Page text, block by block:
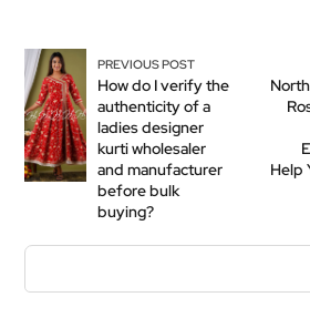
PREVIOUS POST
How do I verify the
authenticity of a
ladies designer
kurti wholesaler
and manufacturer
before bulk
buying?
Help